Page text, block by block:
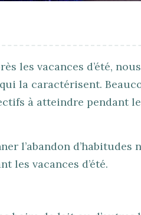
les vacances d’été,
la caractérisent.
à atteindre pendant
l’abandon d’habitudes
les vacances d’été.